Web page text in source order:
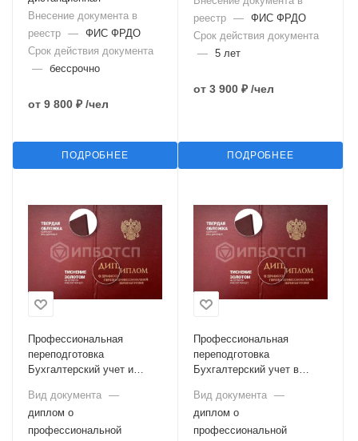
Внесение документа в
реестр — ФИС ФРДО
Срок действия документа
— бессрочно
от 9 800 ₽ /чел
ПОДРОБНЕЕ
реестр — ФИС ФРДО
Срок действия документа
— 5 лет
от 3 900 ₽ /чел
ПОДРОБНЕЕ
Профессиональная
переподготовка
Бухгалтерский учет и
Вид документа —
диплом о
профессиональной
Профессиональная
переподготовка
Бухгалтерский учет в
Вид документа —
диплом о
профессиональной